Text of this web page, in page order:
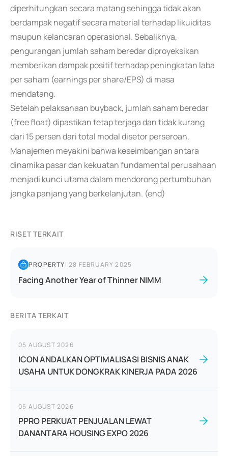
diperhitungkan secara matang sehingga tidak akan
berdampak negatif secara material terhadap likuiditas
maupun kelancaran operasional. Sebaliknya,
pengurangan jumlah saham beredar diproyeksikan
memberikan dampak positif terhadap peningkatan laba
per saham (earnings per share/EPS) di masa
mendatang.
Setelah pelaksanaan buyback, jumlah saham beredar
(free float) dipastikan tetap terjaga dan tidak kurang
dari 15 persen dari total modal disetor perseroan.
Manajemen meyakini bahwa keseimbangan antara
dinamika pasar dan kekuatan fundamental perusahaan
menjadi kunci utama dalam mendorong pertumbuhan
jangka panjang yang berkelanjutan. (end)
RISET TERKAIT
PROPERTY|28 FEBRUARY 2025
Facing Another Year of Thinner NIMM
BERITA TERKAIT
05 AUGUST 2026
ICON ANDALKAN OPTIMALISASI BISNIS ANAK
USAHA UNTUK DONGKRAK KINERJA PADA 2026
05 AUGUST 2026
PPRO PERKUAT PENJUALAN LEWAT
DANANTARA HOUSING EXPO 2026